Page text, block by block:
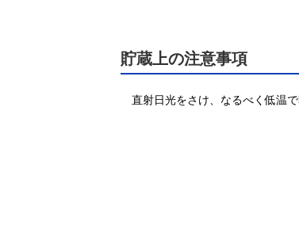
貯蔵上の注意事項
直射日光をさけ、なるべく低温